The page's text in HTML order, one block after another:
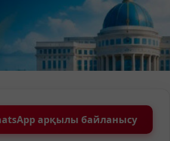
арқылы байланысу